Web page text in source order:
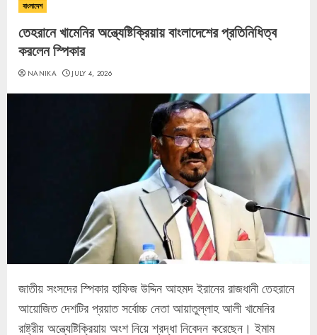
বাংলাদেশ
তেহরানে খামেনির অন্ত্যেষ্টিক্রিয়ায় বাংলাদেশের প্রতিনিধিত্ব
করলেন স্পিকার
NANIKA JULY 4, 2026
জাতীয় সংসদের স্পিকার হাফিজ উদ্দিন আহমদ ইরানের রাজধানী তেহরানে
আয়োজিত দেশটির প্রয়াত সর্বোচ্চ নেতা আয়াতুল্লাহ আলী খামেনির
রাষ্ট্রীয় অন্ত্যেষ্টিক্রিয়ায় অংশ নিয়ে শ্রদ্ধা নিবেদন করেছেন। ইমাম